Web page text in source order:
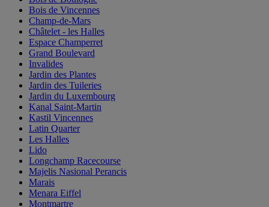
Bois de Vincennes
Champ-de-Mars
Châtelet - les Halles
Espace Champerret
Grand Boulevard
Invalides
Jardin des Plantes
Jardin des Tuileries
Jardin du Luxembourg
Kanal Saint-Martin
Kastil Vincennes
Latin Quarter
Les Halles
Lido
Longchamp Racecourse
Majelis Nasional Perancis
Marais
Menara Eiffel
Montmartre